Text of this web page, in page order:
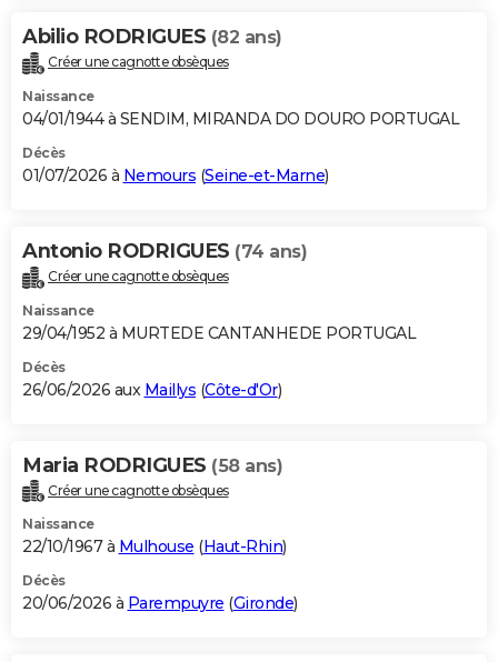
Abilio RODRIGUES (82 ans)
Créer une cagnotte obsèques
Naissance
04/01/1944 à SENDIM, MIRANDA DO DOURO PORTUGAL
Décès
01/07/2026 à Nemours (Seine-et-Marne)
Antonio RODRIGUES (74 ans)
Créer une cagnotte obsèques
Naissance
29/04/1952 à MURTEDE CANTANHEDE PORTUGAL
Décès
26/06/2026 aux Maillys (Côte-d'Or)
Maria RODRIGUES (58 ans)
Créer une cagnotte obsèques
Naissance
22/10/1967 à Mulhouse (Haut-Rhin)
Décès
20/06/2026 à Parempuyre (Gironde)